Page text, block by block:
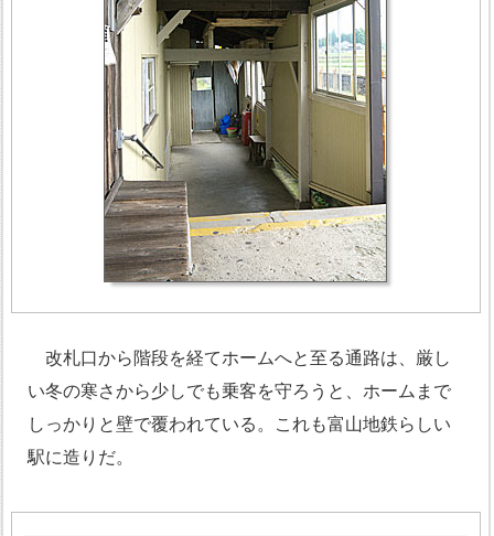
改札口から階段を経てホームへと至る通路は、厳し
い冬の寒さから少しでも乗客を守ろうと、ホームまで
しっかりと壁で覆われている。これも富山地鉄らしい
駅に造りだ。